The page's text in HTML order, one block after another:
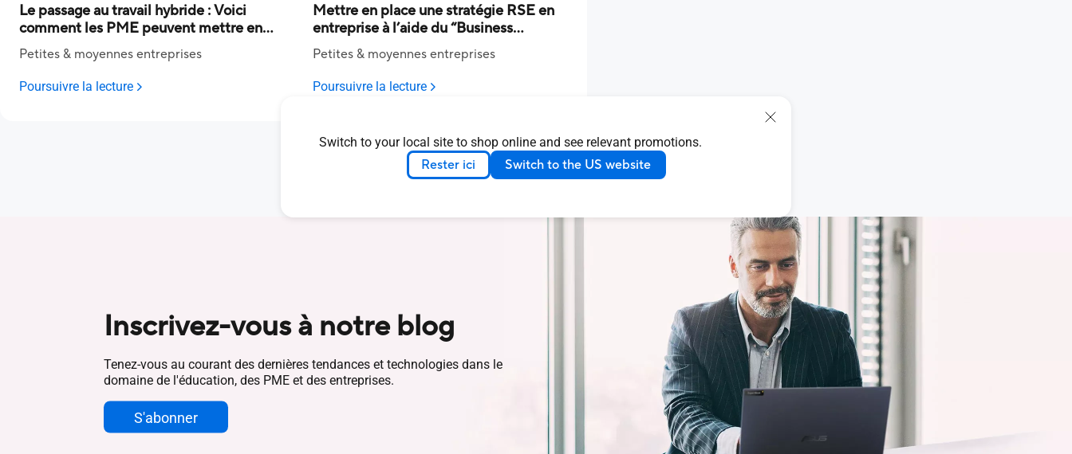
Switch to your local site to shop online and see relevant promotions.
Rester ici Switch to the US website
Le passage au travail hybride : Voici
comment les PME peuvent mettre en
œuvre leur stratégie numérique
Petites & moyennes entreprises
Poursuivre la lecture
Mettre en place une stratégie RSE en
entreprise à l’aide du “Business
Capability Model” de Gartner
Petites & moyennes entreprises
Poursuivre la lecture
Inscrivez-vous à notre blog
Tenez-vous au courant des dernières tendances et technologies dans le
domaine de l'éducation, des PME et des entreprises.
S'abonner